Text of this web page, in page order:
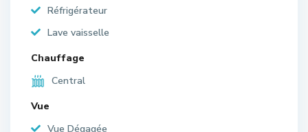
Réfrigérateur
Lave vaisselle
Chauffage
Central
Vue
Vue Dégagée